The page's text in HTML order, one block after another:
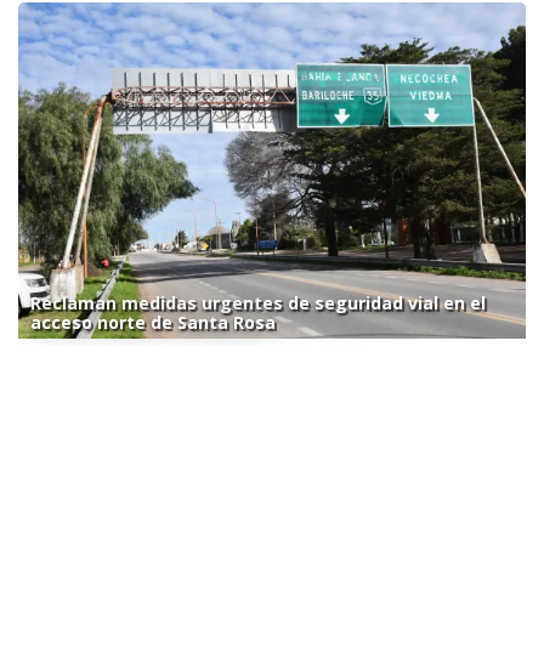
Reclaman medidas urgentes de seguridad vial en el
acceso norte de Santa Rosa